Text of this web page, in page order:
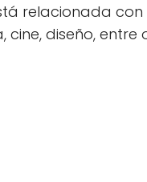
relacionada con
diseño, entre